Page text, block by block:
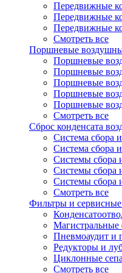
Передвижные
Передвижные
Передвижные
Смотреть все
Поршневые
Поршневые
Поршневые
Поршневые
Поршневые
Поршневые
Смотреть все
Сброс конденсата
Система сбора
Система сбора
Системы сбора
Системы сбора
Системы сбора
Смотреть все
Фильтры и
Магистральные
Пневмоаудит и
Редукторы и
Циклонные
Смотреть все